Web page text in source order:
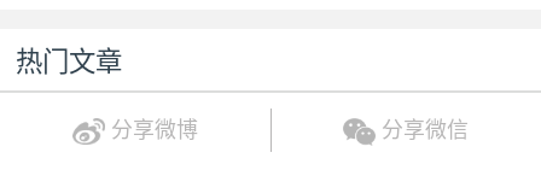
热门文章
分享微博 分享微信